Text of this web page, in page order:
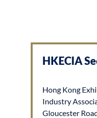
HKECIA
Hong Kong
Industry
Gloucester